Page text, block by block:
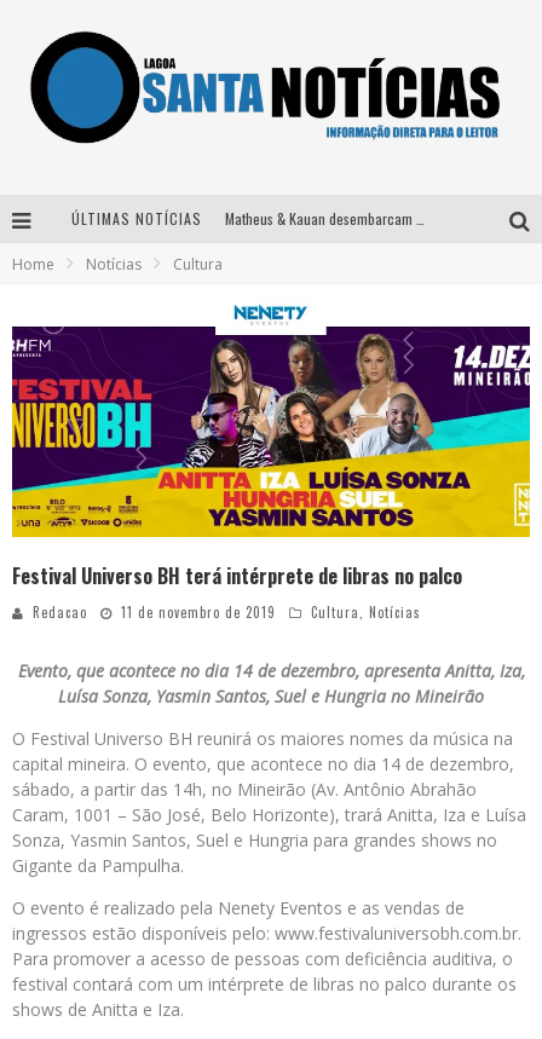
ÚLTIMAS NOTÍCIAS
Home Notícias Cultura
Festival Universo BH terá intérprete de libras no palco
Redacao 11 de novembro de 2019 Cultura Notícias
Evento, que acontece no dia 14 de dezembro, apresenta Anitta, Iza,
Luísa Sonza, Yasmin Santos, Suel e Hungria no Mineirão
O Festival Universo BH reunirá os maiores nomes da música na
capital mineira. O evento, que acontece no dia 14 de dezembro,
sábado, a partir das 14h, no Mineirão (Av. Antônio Abrahão
Caram, 1001 – São José, Belo Horizonte), trará Anitta, Iza e Luísa
Sonza, Yasmin Santos, Suel e Hungria para grandes shows no
Gigante da Pampulha.
O evento é realizado pela Nenety Eventos e as vendas de
ingressos estão disponíveis pelo: www.festivaluniversobh.com.br.
Para promover a acesso de pessoas com deficiência auditiva, o
festival contará com um intérprete de libras no palco durante os
shows de Anitta e Iza.